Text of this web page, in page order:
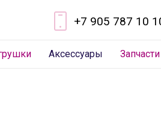
+7 905 787 10
Аксессуары Запчасти